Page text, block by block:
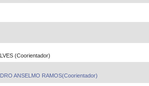
(Coorientador)
ANSELMO RAMOS(Coorientador)